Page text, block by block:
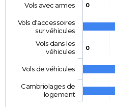
0
0
Vols avec armes
Vols d'accessoires
sur véhicules
Vols dans les
véhicules
Vols de véhicules
Cambriolages de
logement